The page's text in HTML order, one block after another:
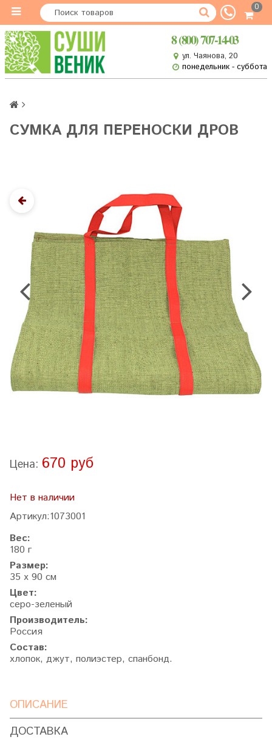
0
8 (800) 707-14-03
ул. Чаянова, 20
понедельник - суббота
СУМКА ДЛЯ ПЕРЕНОСКИ ДРОВ
Цена: 670 руб
Нет в наличии
Артикул:1073001
Вес:
180 г
Размер:
35 х 90 см
Цвет:
серо-зеленый
Производитель:
Россия
Состав:
хлопок, джут, полиэстер, спанбонд.
ОПИСАНИЕ
ДОСТАВКА